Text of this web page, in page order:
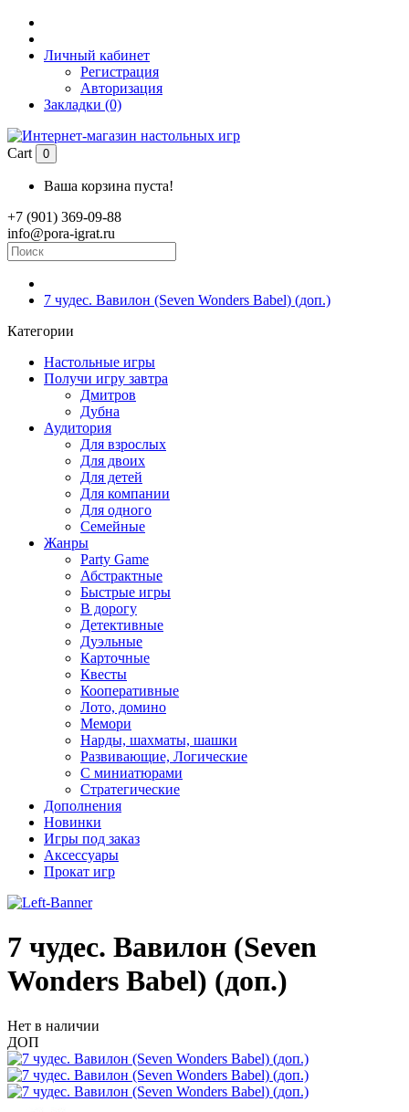
Личный кабинет
Регистрация
Авторизация
Закладки (0)
Cart 0
Ваша корзина пуста!
+7 (901) 369-09-88
info@pora-igrat.ru
7 чудес. Вавилон (Seven Wonders Babel) (доп.)
Категории
Настольные игры
Получи игру завтра
Дмитров
Дубна
Аудитория
Для взрослых
Для двоих
Для детей
Для компании
Для одного
Семейные
Жанры
Party Game
Абстрактные
Быстрые игры
В дорогу
Детективные
Дуэльные
Карточные
Квесты
Кооперативные
Лото, домино
Мемори
Нарды, шахматы, шашки
Развивающие, Логические
С миниатюрами
Стратегические
Дополнения
Новинки
Игры под заказ
Аксессуары
Прокат игр
7 чудес. Вавилон (Seven
Wonders Babel) (доп.)
Нет в наличии
ДОП